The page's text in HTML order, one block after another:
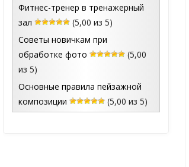
Фитнес-тренер в тренажерный
зал
(5,00 из 5)
Советы новичкам при
обработке фото
(5,00
из 5)
Основные правила пейзажной
композиции
(5,00 из 5)